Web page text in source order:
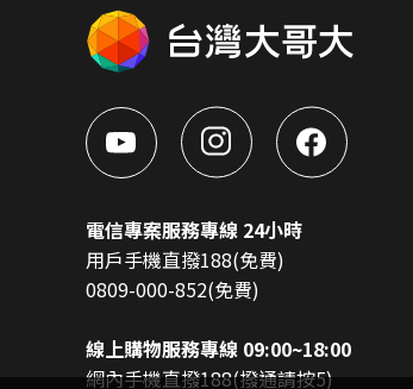
電信專案服務專線 24小時
用戶手機直撥188(免費)
0809-000-852(免費)
線上購物服務專線 09:00~18:00
網內手機直撥188(撥通請按5)